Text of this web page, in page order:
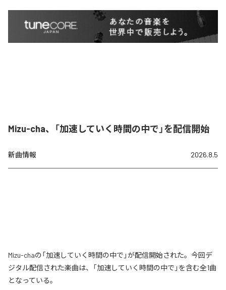
Mizu-cha、「加速していく時間の中で」を配信開始
新曲情報 2026.8.5
Mizu-chaの「加速していく時間の中で」が配信開始された。今回デ
ジタル配信された楽曲は、「加速していく時間の中で」を含む全1曲
となっている。